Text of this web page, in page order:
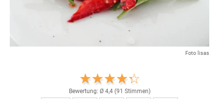
Foto lisas
Next
Bewertung: Ø 4,4(91 Stimmen)